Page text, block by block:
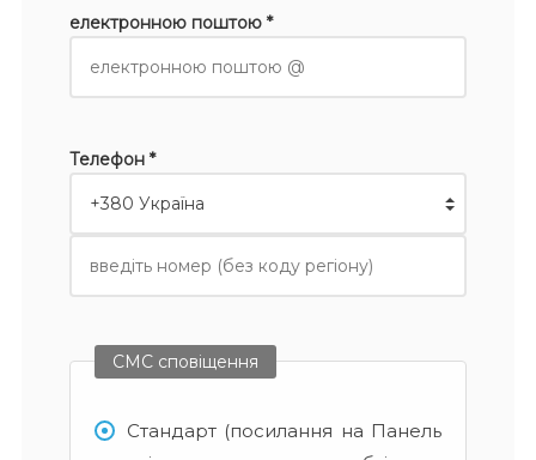
електронною поштою *
Телефон *
СМС сповіщення
Стандарт (посилання на Панель